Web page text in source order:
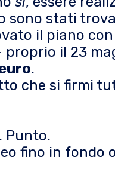
sono stati
il piano
proprio il 23
.
che si firmi
. Punto.
fino in fondo